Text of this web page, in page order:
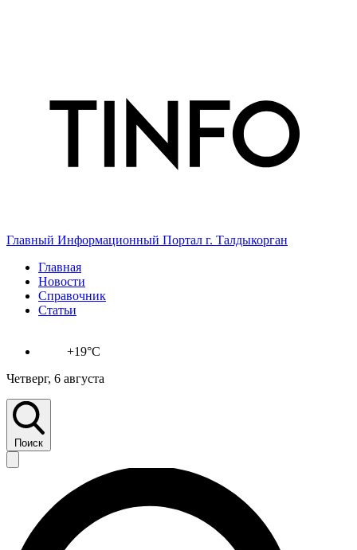
Главный Информационный Портал г. Талдыкорган
Главная
Новости
Справочник
Статьи
+19°C
Четверг, 6 августа
Поиск